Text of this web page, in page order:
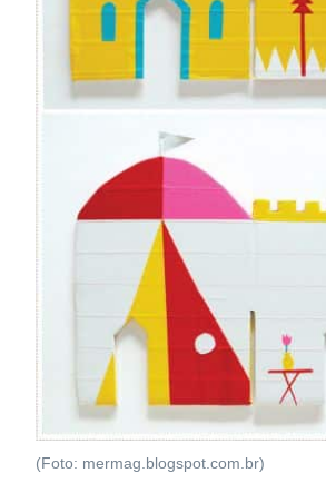
(Foto: mermag.blogspot.com.br)